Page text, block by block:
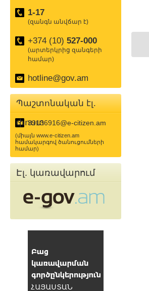
1-17
(զանգն անվճար է)
+374 (10) 527-000
(արտերկրից զանգերի
համար)
hotline@gov.am
Պաշտոնական էլ.
փոստ
39136916@e-citizen.am
(միայն www.e-citizen.am
համակարգով ծանուցումների
համար)
Էլ. կառավարում